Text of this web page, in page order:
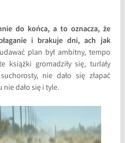
do końca, a to oznacza, że
i brakuje dni, ach jak
plan był ambitny, tempo
książki gromadziły się, turlały
nie dało się złapać
dało się i tyle.